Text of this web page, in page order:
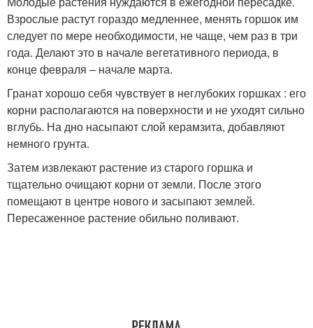
Взрослые растут гораздо медленнее, менять горшок им
следует по мере необходимости, не чаще, чем раз в три
года. Делают это в начале вегетативного периода, в
конце февраля – начале марта.
Гранат хорошо себя чувствует в неглубоких горшках : его
корни располагаются на поверхности и не уходят сильно
вглубь. На дно насыпают слой керамзита, добавляют
немного грунта.
Затем извлекают растение из старого горшка и
тщательно очищают корни от земли. После этого
помещают в центре нового и засыпают землей.
Пересаженное растение обильно поливают.